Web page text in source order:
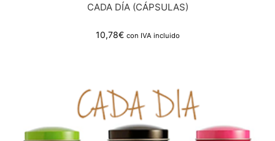
CADA DÍA (CÁPSULAS)
10,78€ con IVA incluido